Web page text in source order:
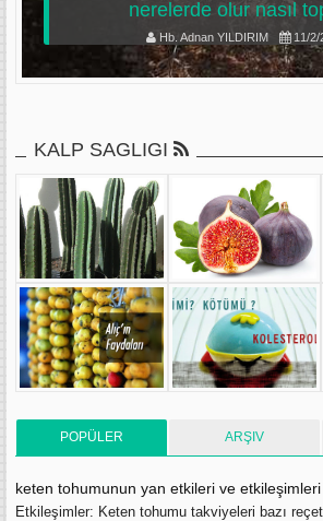
nerelerde olur nasıl
Hb. Adnan YILDIRIM 11/2/
KALP SAGLIGI
POPÜLER ARŞIV
keten tohumunun yan etkileri ve etkileşimleri
Etkileşimler: Keten tohumu takviyeleri bazı